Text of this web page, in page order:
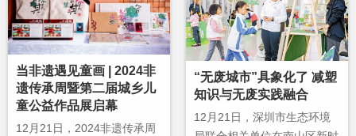
究成果。
当非遗遇见童画 | 2024非
遗传承周暨第二届城乡儿
童公益作品展启幕
12月21日，2024非遗传承周
“无废城市”具象化了 减塑
知识与无废实践融合
12月21日，深圳市生态环境